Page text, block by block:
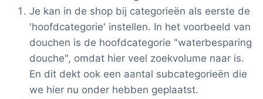
Je kan in de shop bij categorieën als eerste de
'hoofdcategorie' instellen. In het voorbeeld van
douchen is de hoofdcategorie "waterbesparing
douche", omdat hier veel zoekvolume naar is.
En dit dekt ook een aantal subcategorieën die
we hier nu onder hebben geplaatst.